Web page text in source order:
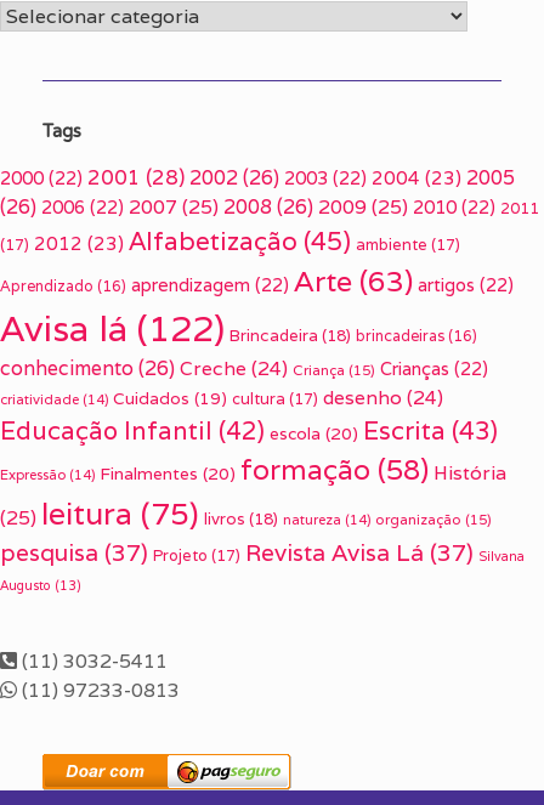
Categorias
Tags
2000 (22) 2001 (28) 2002(26) 2003 (22) 2004 (23) 2005
(26) 2006 (22) 2007 (25) 2008(26) 2009(25) 2010 (22) 2011
(17) 2012 (23) Alfabetização (45) ambiente (17)
Aprendizado (16) aprendizagem (22) Arte (63) artigos (22)
Avisa lá (122) Brincadeira (18) brincadeiras (16)
conhecimento(26) Creche (24) Criança (15) Crianças (22)
criatividade (14) Cuidados (19) cultura (17) desenho (24)
Educação Infantil (42) escola (20) Escrita (43)
Expressão (14) Finalmentes (20) formação (58) História
(25) leitura (75) livros (18) natureza (14) organização (15)
pesquisa (37) Projeto (17) Revista Avisa Lá (37) Silvana
Augusto (13)
(11) 3032-5411
(11) 97233-0813